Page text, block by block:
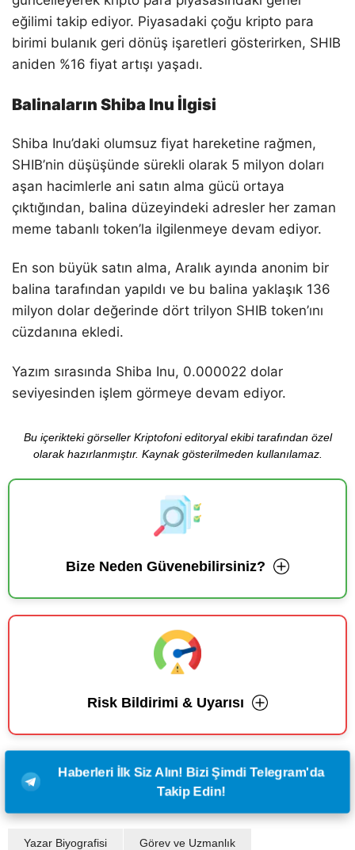
eğilimi takip ediyor. Piyasadaki çoğu kripto para
birimi bulanık geri dönüş işaretleri gösterirken, SHIB
aniden %16 fiyat artışı yaşadı.
Balinaların Shiba Inu İlgisi
Shiba Inu’daki olumsuz fiyat hareketine rağmen,
SHIB’nin düşüşünde sürekli olarak 5 milyon doları
aşan hacimlerle ani satın alma gücü ortaya
çıktığından, balina düzeyindeki adresler her zaman
meme tabanlı token’la ilgilenmeye devam ediyor.
En son büyük satın alma, Aralık ayında anonim bir
balina tarafından yapıldı ve bu balina yaklaşık 136
milyon dolar değerinde dört trilyon SHIB token’ını
cüzdanına ekledi.
Yazım sırasında Shiba Inu, 0.000022 dolar
seviyesinden işlem görmeye devam ediyor.
Bu içerikteki görseller Kriptofoni editoryal ekibi tarafından özel
olarak hazırlanmıştır. Kaynak gösterilmeden kullanılamaz.
Bize Neden Güvenebilirsiniz?
Risk Bildirimi & Uyarısı
Haberleri İlk Siz Alın! Bizi Şimdi Telegram'da
Takip Edin!
Yazar Biyografisi Görev ve Uzmanlık